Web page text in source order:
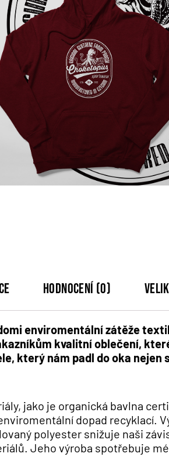
Hodnocení (0)
enviromentální zátěže
kvalitní oblečení,
který nám padl do oka
jako je organická bavlna
dopad recyklací.
polyester snižuje naši
Jeho výroba spotřebuje